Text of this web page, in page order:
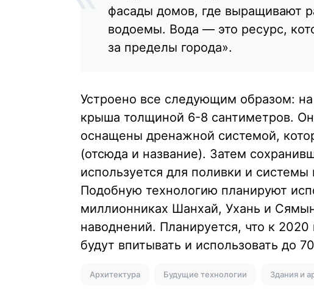
фасады домов, где выращивают
водоемы. Вода — это ресурс,
за пределы города».
Устроено все следующим образом:
крыша толщиной 6-8 сантиметров.
оснащены дренажной системой,
(отсюда и название). Затем
используется для поливки и
Подобную технологию планируют
миллионниках Шанхай, Ухань и
наводнений. Планируется, что к 2020
будут впитывать и использовать до
Архитектура Будущие технологии Здания и